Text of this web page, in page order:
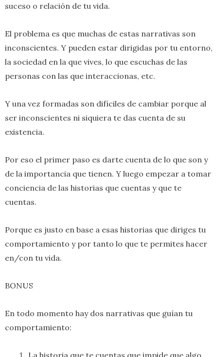
suceso o relación de tu vida.
El problema es que muchas de estas narrativas son
inconscientes. Y pueden estar dirigidas por tu entorno,
la sociedad en la que vives, lo que escuchas de las
personas con las que interaccionas, etc.
Y una vez formadas son difíciles de cambiar porque al
ser inconscientes ni siquiera te das cuenta de su
existencia.
Por eso el primer paso es darte cuenta de lo que son y
de la importancia que tienen. Y luego empezar a tomar
conciencia de las historias que cuentas y que te
cuentas.
Porque es justo en base a esas historias que diriges tu
comportamiento y por tanto lo que te permites hacer
en/con tu vida.
BONUS
En todo momento hay dos narrativas que guían tu
comportamiento:
La historia que te cuentas que impide que algo